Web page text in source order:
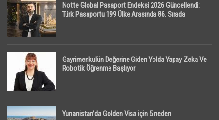
Notte Global Pasaport Endeksi 2026 Güncellendi:
Türk Pasaportu 199 Ülke Arasında 86. Sırada
Gayrimenkulün Değerine Giden Yolda Yapay Zeka Ve
Robotik Öğrenme Başlıyor
Yunanistan’da Golden Visa için 5 neden